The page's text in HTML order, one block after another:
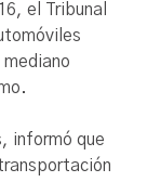
el Tribunal
mediano
informó que